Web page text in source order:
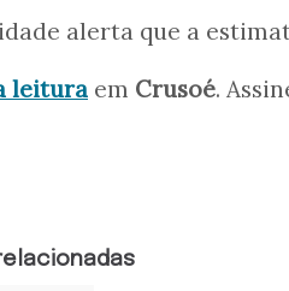
alerta que a
leitura em Crusoé.